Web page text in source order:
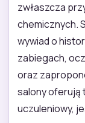
zwłaszcza
chemicznych.
wywiad o
zabiegach,
oraz
salony oferują
uczuleniowy,